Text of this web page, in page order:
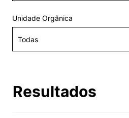
Alumni
Projetos PRR
Unidade Orgânica
Resultados